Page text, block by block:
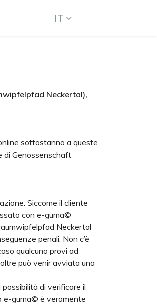
IT
Neckertal),
sottostanno a queste
di Genossenschaft
Siccome il cliente
con e-guma©
Neckertal
penali. Non c’è
qualcuno provi ad
può venir avviata una
di verificare il
e-guma© è veramente